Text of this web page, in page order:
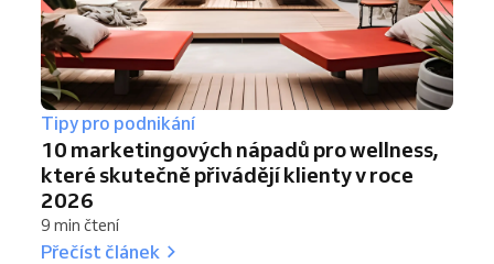
Tipy pro podnikání
10 marketingových nápadů pro wellness,
které skutečně přivádějí klienty v roce
2026
9 min čtení
Přečíst článek